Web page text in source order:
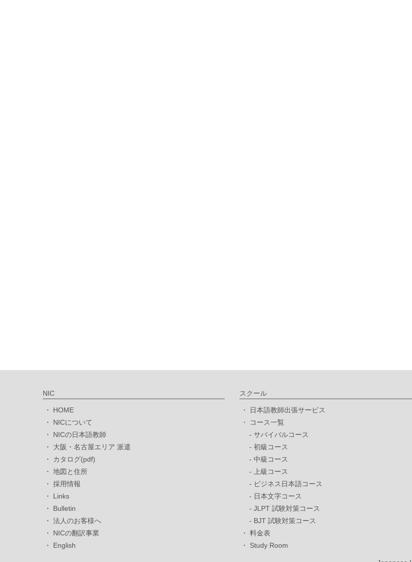
NIC
HOME
NICについて
NICの日本語教師
大阪・名古屋エリア 派遣
カタログ(pdf)
地図と住所
採用情報
Links
Bulletin
法人のお客様へ
NICの翻訳事業
English
スクール
日本語教師出張サービス
コース一覧
サバイバルコース
初級コース
中級コース
上級コース
ビジネス日本語コース
日本文字コース
JLPT 試験対策コース
BJT 試験対策コース
料金表
Study Room